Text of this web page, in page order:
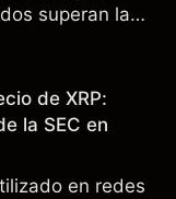
superan la
registran
resultados
de XRP:
la SEC en
en redes